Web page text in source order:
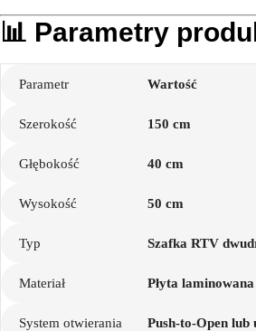
📊 Parametry
Parametr Wartość
Szerokość 150 cm
Głębokość 40 cm
Wysokość 50 cm
Typ Szafka RTV
Materiał Płyta
System otwierania Push-to-Open lub